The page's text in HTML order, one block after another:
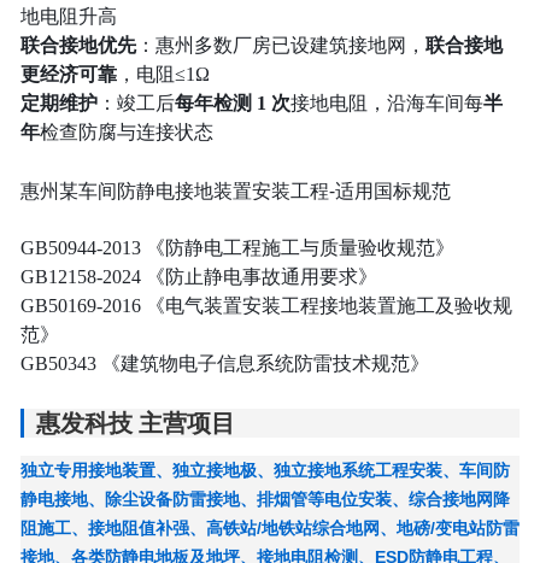
地电阻升高
联合接地优先：惠州多数厂房已设建筑接地网， 联合接地
更经济可靠，电阻≤1Ω
定期维护：竣工后每年检测 1 次接地电阻，沿海车间每半
年检查防腐与连接状态
惠州某车间防静电接地装置安装工程-适用国标规范
GB50944-2013 《防静电工程施工与质量验收规范》
GB12158-2024 《防止静电事故通用要求》
GB50169-2016 《电气装置安装工程接地装置施工及验收规
范》
GB50343 《建筑物电子信息系统防雷技术规范》
惠发科技 主营项目
独立专用接地装置、独立接地极、独立接地系统工程安装、车间防
静电接地、除尘设备防雷接地、排烟管等电位安装、综合接地网降
阻施工、接地阻值补强、高铁站/地铁站综合地网、地磅/变电站防雷
接地、各类防静电地板及地坪、接地电阻检测、ESD防静电工程、